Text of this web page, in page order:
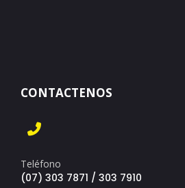
CONTACTENOS
Teléfono
(07) 303 7871 / 303 7910